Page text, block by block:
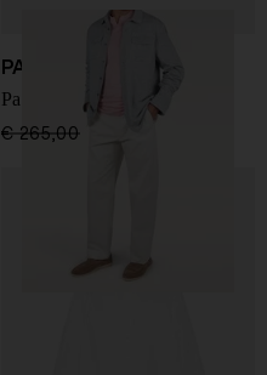
PAUL & SHARK
Pantaloni a gamba larga
€ 265,00